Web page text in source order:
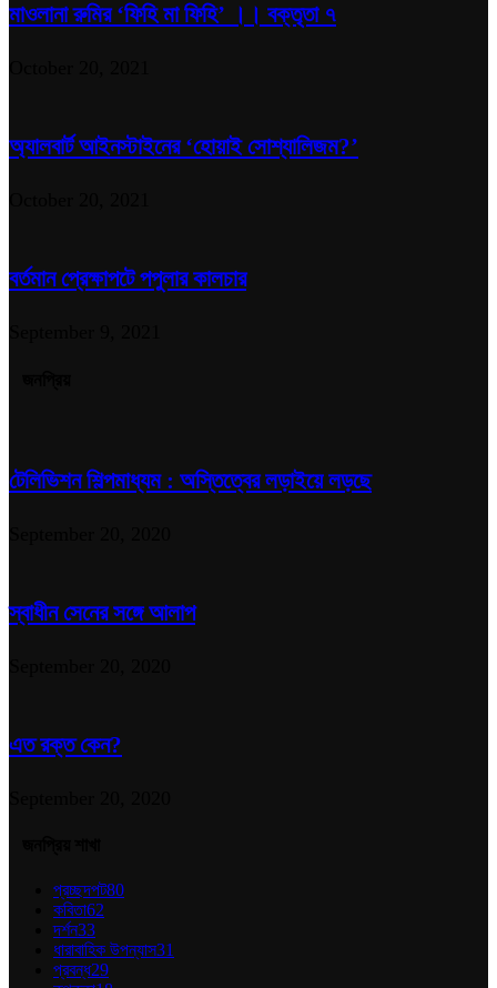
মাওলানা রুমির ‘ফিহি মা ফিহি’ ।। বক্তৃতা ৭
অ্যালবার্ট আইনস্টাইনের ‘হোয়াই সোশ্যালিজম?’
বর্তমান প্রেক্ষাপটে পপুলার কালচার
টেলিভিশন শিল্পমাধ্যম : অস্তিত্বের লড়াইয়ে লড়ছে
স্বাধীন সেনের সঙ্গে আলাপ
এত রক্ত কেন?
প্রচ্ছদপট80
কবিতা62
দর্শন33
ধারাবাহিক উপন্যাস31
প্রবন্ধ29